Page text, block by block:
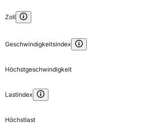
Zoll
Geschwindigkeitsindex
Höchstgeschwindigkeit
Lastindex
Höchstlast